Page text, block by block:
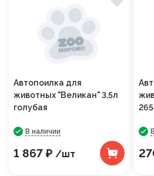
Автопоилка для
животных "Великан" 3,5л
голубая
В наличии
1 867 ₽ /шт